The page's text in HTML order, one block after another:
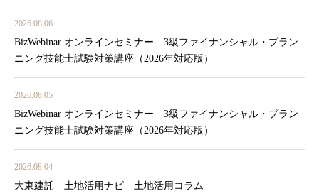
2026.08.06
BizWebinar オンラインセミナー 3級ファイナンシャル・プラン
ニング技能士試験対策講座（2026年対応版）
2026.08.05
BizWebinar オンラインセミナー 3級ファイナンシャル・プラン
ニング技能士試験対策講座（2026年対応版）
2026.08.04
大東建託 土地活用ナビ 土地活用コラム